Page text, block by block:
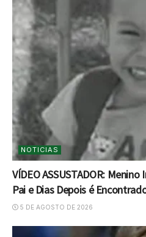
NOTICIAS
VÍDEO ASSUSTADOR:
Pai e Dias Depois é
5 DE AGOSTO DE 2026